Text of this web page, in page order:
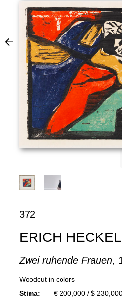
372
ERICH HECKEL
Zwei ruhende Frauen,
Woodcut in colors
Stima:
€ 200,000 / $ 230,000